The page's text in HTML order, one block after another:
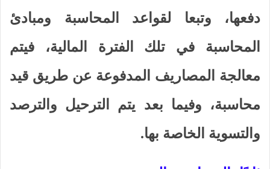
دفعها، وتبعا لقواعد المحاسبة ومبادئ
المحاسبة في تلك الفترة المالية، فيتم
معالجة المصاريف المدفوعة عن طريق قيد
محاسبة، وفيما بعد يتم الترحيل والترصد
والتسوية الخاصة بها.